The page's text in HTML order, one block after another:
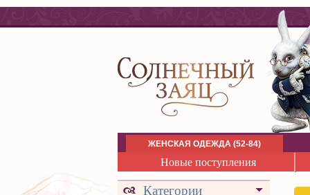
ЖЕНСКАЯ ОДЕЖДА (52-84)
Новые поступления
Категории